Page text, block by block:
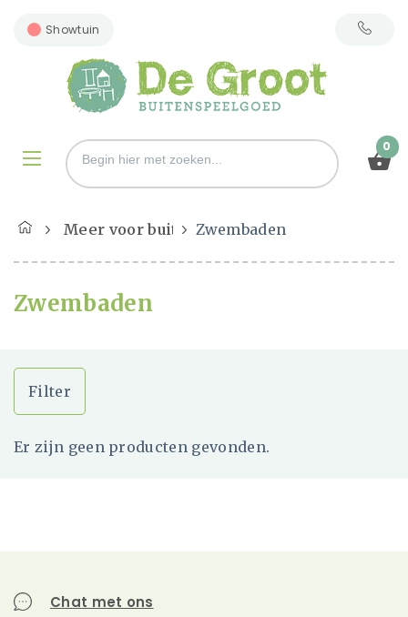
Showtuin
0
Meer voor buitenZwembaden
Zwembaden
Filter
Er zijn geen producten gevonden.
Chat met ons